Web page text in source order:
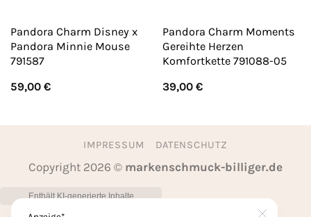
Pandora Charm Disney x
Pandora Minnie Mouse
791587
59,00 €
Pandora Charm Moments
Gereihte Herzen
Komfortkette 791088-05
39,00 €
IMPRESSUM DATENSCHUTZ
Copyright 2026 © markenschmuck-billiger.de